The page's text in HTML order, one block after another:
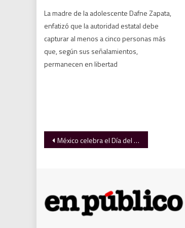
La madre de la adolescente Dafne Zapata,
enfatizó que la autoridad estatal debe
capturar al menos a cinco personas más
que, según sus señalamientos,
permanecen en libertad
Navegación
México celebra el Día del Estudiante con más de 34 millones de alumnos en el sistema educativo